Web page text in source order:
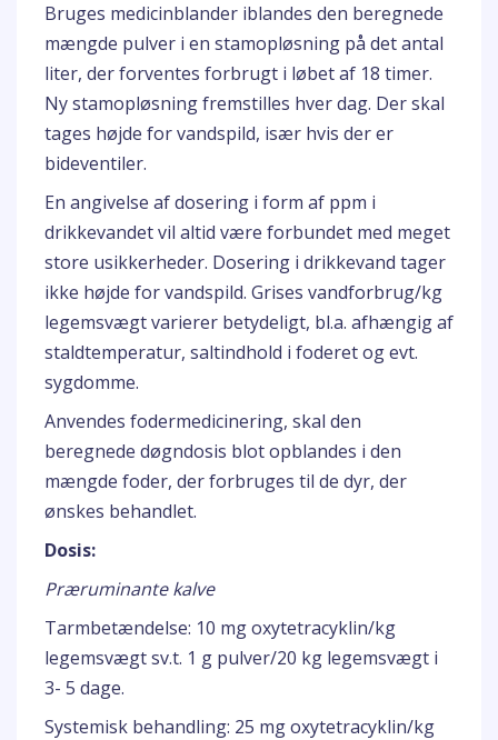
Bruges medicinblander iblandes den beregnede
mængde pulver i en stamopløsning på det antal
liter, der forventes forbrugt i løbet af 18 timer.
Ny stamopløsning fremstilles hver dag. Der skal
tages højde for vandspild, især hvis der er
bideventiler.
En angivelse af dosering i form af ppm i
drikkevandet vil altid være forbundet med meget
store usikkerheder. Dosering i drikkevand tager
ikke højde for vandspild. Grises vandforbrug/kg
legemsvægt varierer betydeligt, bl.a. afhængig af
staldtemperatur, saltindhold i foderet og evt.
sygdomme.
Anvendes fodermedicinering, skal den
beregnede døgndosis blot opblandes i den
mængde foder, der forbruges til de dyr, der
ønskes behandlet.
Dosis:
Præruminante kalve
Tarmbetændelse: 10 mg oxytetracyklin/kg
legemsvægt sv.t. 1 g pulver/20 kg legemsvægt i
3- 5 dage.
Systemisk behandling: 25 mg oxytetracyklin/kg